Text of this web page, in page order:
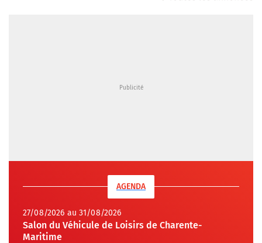
AGENDA
27/08/2026 au 31/08/2026
Salon du Véhicule de Loisirs de Charente-
Maritime